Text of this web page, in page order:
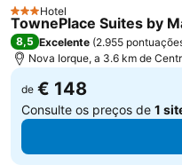
3 Estrelas
Hotel
TownePlace Suites by
8,5 Excelente (2.955
Nova Iorque, a 3.6 km de
de € 148
Consulte os preços de 1